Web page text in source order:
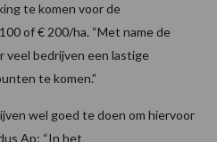
te komen voor de
of € 200/ha. “Met name de
bedrijven een lastige
te komen.”
wel goed te doen om hiervoor
Ap: “In het